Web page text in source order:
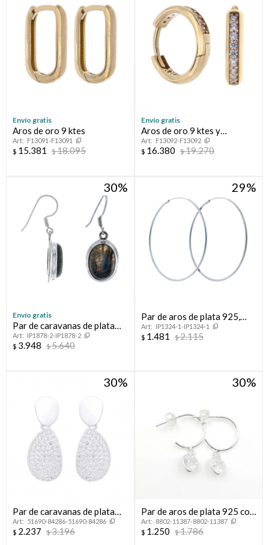
Envío gratis
Aros de oro 9 ktes
F13091-F13091
$ 15.381 $18.095
Envío gratis
Aros de oro 9 ktes y
circonias
F13092-F13092
$ 16.380 $19.270
30
Envío gratis
Par de caravanas de plata
925 y calcedonia
IP1878-2-IP1878-2
$ 3.948 $5.640
29
Par de aros de plata 925,
PORTEÑOS.
IP1324-1-IP1324-1
$ 1.481 $2.115
30
Par de caravanas de plata
925 con circonias.
51690-84286-51690-84286
$ 2.237 $3.196
30
Par de aros de plata 925 con
dije corazón.
8802-11387-8802-11387
$ 1.250 $1.786